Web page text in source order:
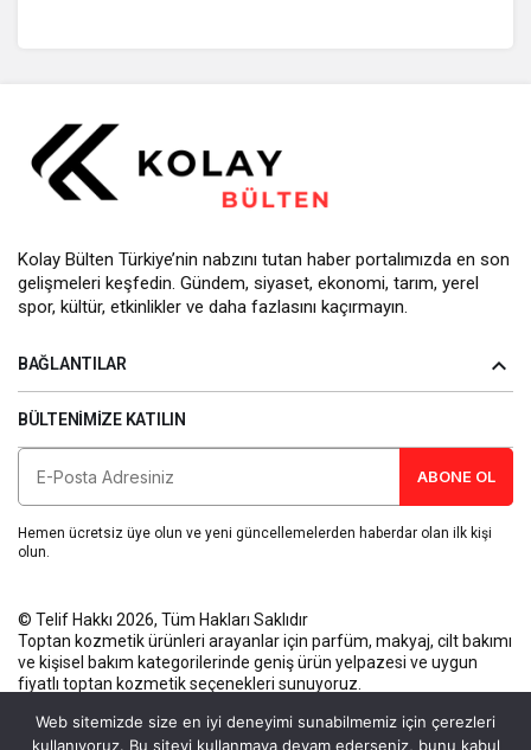
Kolay Bülten Türkiye’nin nabzını tutan haber portalımızda en son
gelişmeleri keşfedin. Gündem, siyaset, ekonomi, tarım, yerel
spor, kültür, etkinlikler ve daha fazlasını kaçırmayın.
BAĞLANTILAR
BÜLTENIMIZE KATILIN
ABONE OL
Hemen ücretsiz üye olun ve yeni güncellemelerden haberdar olan ilk kişi
olun.
© Telif Hakkı 2026, Tüm Hakları Saklıdır
Toptan kozmetik ürünleri arayanlar için parfüm, makyaj, cilt bakımı
ve kişisel bakım kategorilerinde geniş ürün yelpazesi ve uygun
fiyatlı toptan kozmetik seçenekleri sunuyoruz.
Web sitemizde size en iyi deneyimi sunabilmemiz için çerezleri
kullanıyoruz. Bu siteyi kullanmaya devam ederseniz, bunu kabul